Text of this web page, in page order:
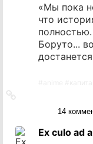
«Мы пока
что
Боруто...
14
Ex culo ad